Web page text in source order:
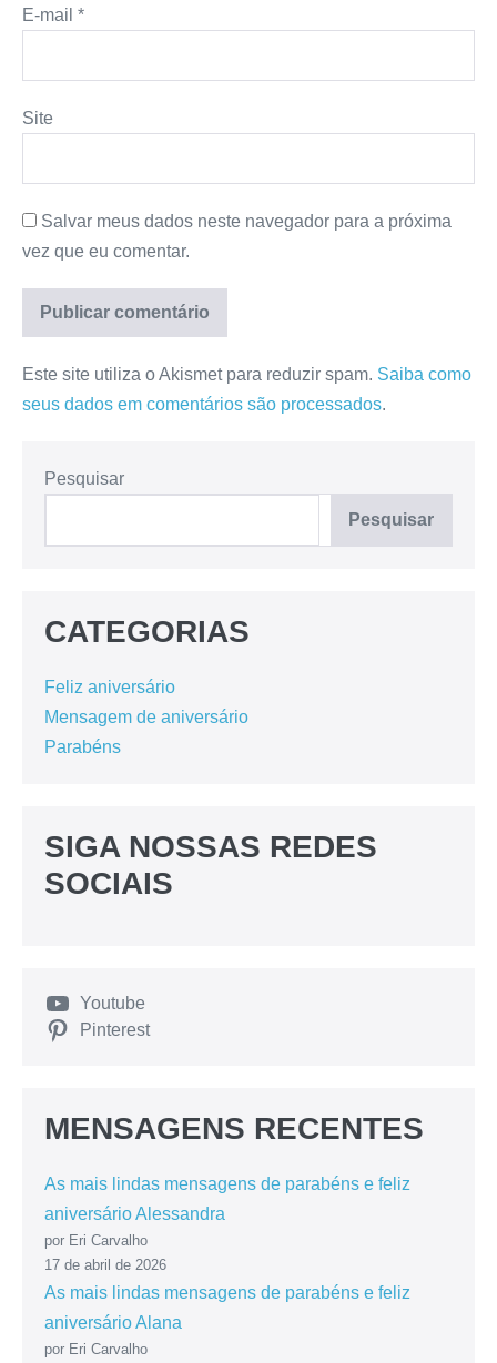
E-mail *
Site
Salvar meus dados neste navegador para a próxima
vez que eu comentar.
Este site utiliza o Akismet para reduzir spam. Saiba como
seus dados em comentários são processados.
Pesquisar
Pesquisar
CATEGORIAS
Feliz aniversário
Mensagem de aniversário
Parabéns
SIGA NOSSAS REDES
SOCIAIS
Youtube
Pinterest
MENSAGENS RECENTES
As mais lindas mensagens de parabéns e feliz
aniversário Alessandra
por Eri Carvalho
17 de abril de 2026
As mais lindas mensagens de parabéns e feliz
aniversário Alana
por Eri Carvalho